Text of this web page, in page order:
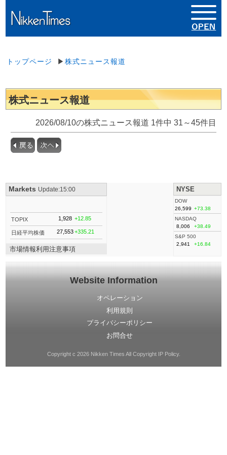
トップページ ▶株式ニュース報道
株式ニュース報道
2026/08/10の株式ニュース報道 1件中 31～45件目
Markets Update:15:00
TOPIX 1,928 +12.85
日経平均株価 27,553+335.21
市場情報利用注意事項
NYSE
DOW
26,599 +73.38
NASDAQ
8,006
+38.49
S&P 500
2,941
+16.84
Website Information
オペレーション
利用規則
プライバシーポリシー
お問合せ
Copyright c 2026 Nikken Times All Copyright IP Policy.